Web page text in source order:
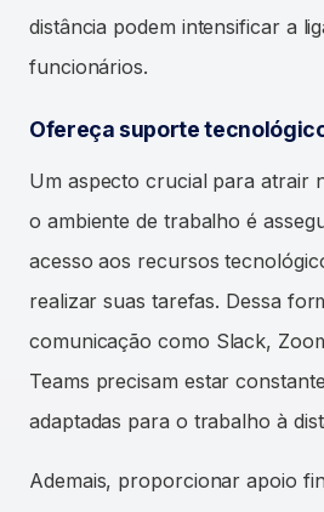
distância podem intensificar a
funcionários.
Ofereça suporte
Um aspecto crucial para atrair
o ambiente de trabalho é
acesso aos recursos
realizar suas tarefas. Dessa
comunicação como Slack,
Teams precisam estar
adaptadas para o trabalho à
Ademais, proporcionar apoio